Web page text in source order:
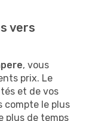
vers
, vous
prix. Le
et de vos
compte le plus
plus de temps